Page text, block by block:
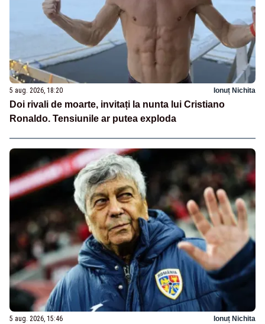
5 aug. 2026, 18:20 Ionuț Nichita
Doi rivali de moarte, invitați la nunta lui Cristiano
Ronaldo. Tensiunile ar putea exploda
5 aug. 2026, 15:46 Ionuț Nichita